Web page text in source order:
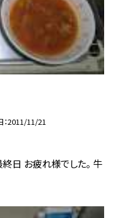
2011/11/21
日 お疲れ様でした。 牛